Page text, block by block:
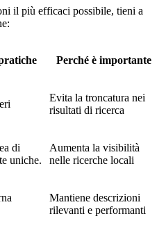
il più efficaci possibile, tieni a
Perché è importante
Evita la troncatura nei
risultati di ricerca
di
uniche.
Aumenta la visibilità
nelle ricerche locali
Mantiene descrizioni
rilevanti e performanti